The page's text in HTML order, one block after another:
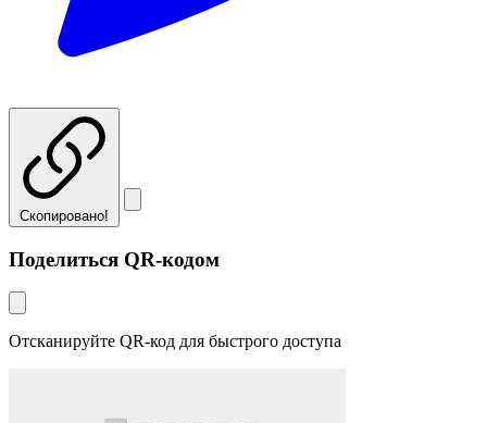
Скопировано!
Поделиться QR-кодом
Отсканируйте QR-код для быстрого доступа